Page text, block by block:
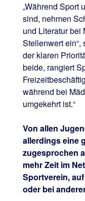
„Während Sport
sind, nehmen
und Literatur bei
Stellenwert ein“,
der klaren
beide, rangiert
während bei
umgekehrt ist.“
Von allen
allerdings eine
zugesprochen
mehr Zeit im
Sportverein,
oder bei